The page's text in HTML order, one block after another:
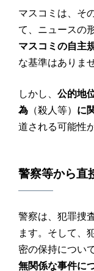
マスコミは、そ
て、ニュースの
マスコミの自主
な基準はありま
しかし、 公的地
為（殺人等） に
道される可能性
警察等から直
警察は、犯罪捜
ます。そして、
密の保持につい
無関係な事件に